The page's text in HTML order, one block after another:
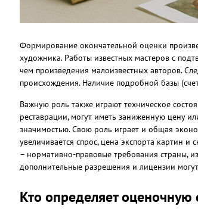
Формирование окончательной оценки
художника. Работы известных мастеров с
чем произведения малоизвестных авторов.
происхождения. Наличие подробной базы
Важную роль также играют техническое
реставрации, могут иметь заниженную цену
значимостью. Свою роль играет и общая
увеличивается спрос, цена экспорта картин
– нормативно-правовые требования страны,
дополнительные разрешения и лицензии
Кто определяет оценочную